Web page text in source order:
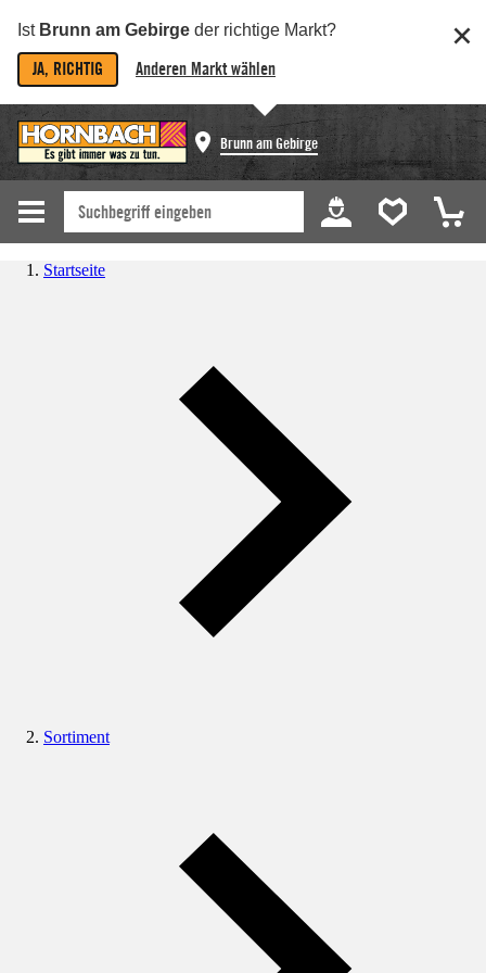
Ist Brunn am Gebirge der richtige Markt?
JA, RICHTIG Anderen Markt wählen
Brunn am Gebirge
Startseite
Sortiment